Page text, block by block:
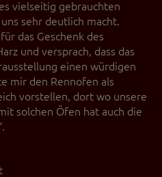
vielseitig gebrauchten
sehr deutlich macht.
das Geschenk des
und versprach, dass das
einen würdigen
mir den Rennofen als
vorstellen, dort wo unsere
solchen Öfen hat auch die